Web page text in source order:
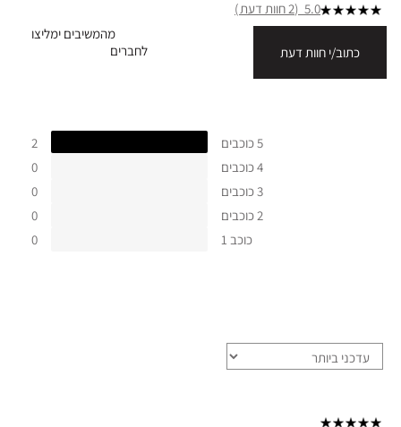
5.0 2 חוות דעת
כתוב/י חוות דעת
מהמשיבים ימליצו
לחברים
5 כוכבים
2
4 כוכבים
0
3 כוכבים
0
2 כוכבים
0
כוכב 1
0